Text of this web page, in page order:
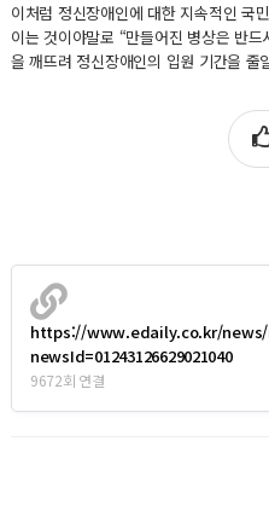
이처럼 정신장애인에 대한 지속적인 국
이는 것이야말로 “만들어진 병상은 반
을 깨뜨려 정신장애인의 입원 기간을 줄
https://www.edaily.co.kr/
newsId=01243126629021040
9672회 연결